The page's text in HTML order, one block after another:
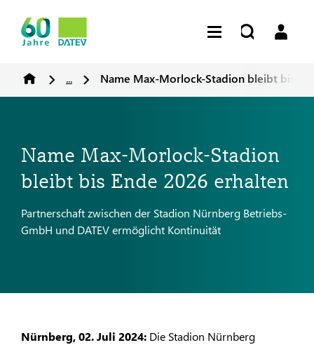
... Name Max-Morlock-Stadion bleibt bis
Name Max-Morlock-Stadion
bleibt bis Ende 2026 erhalten
Partnerschaft zwischen der Stadion Nürnberg Betriebs-
GmbH und DATEV ermöglicht Kontinuität
Nürnberg, 02. Juli 2024: Die Stadion Nürnberg